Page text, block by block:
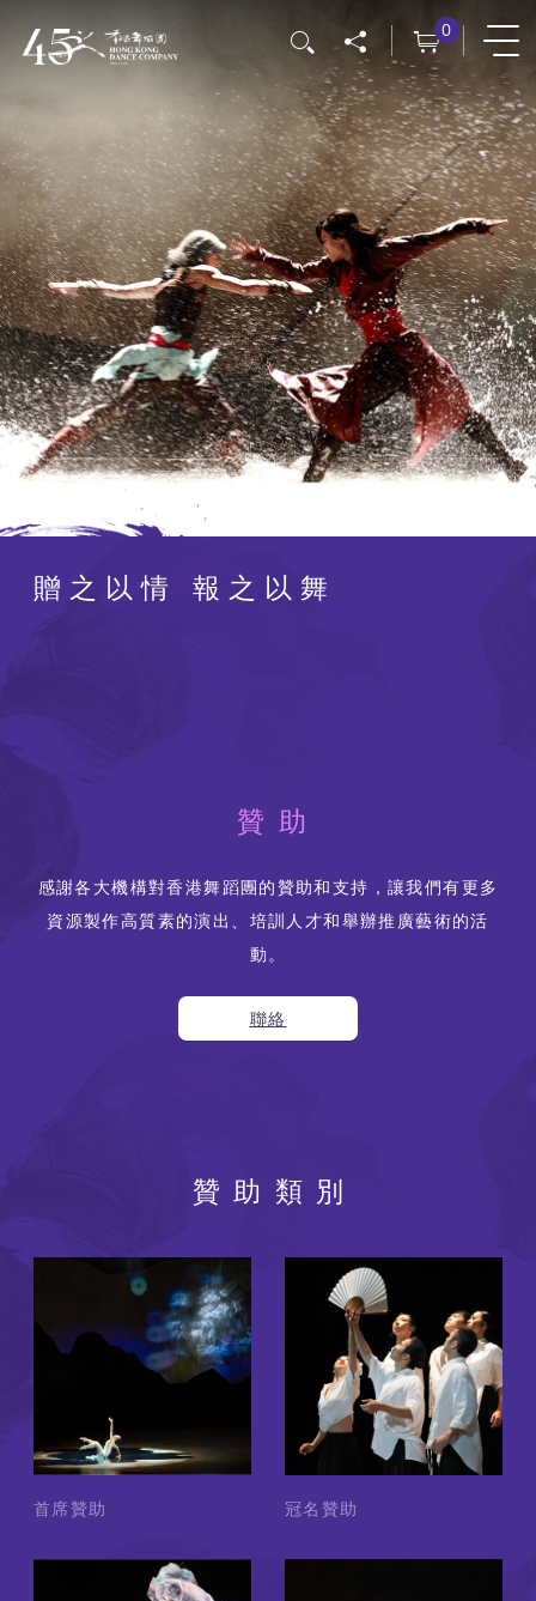
容
0
贈之以情 報之以舞
贊助
感謝各大機構對香港舞蹈團的贊助和支持，讓我們有更多
資源製作高質素的演出、培訓人才和舉辦推廣藝術的活
動。
聯絡
贊助類別
首席贊助 冠名贊助